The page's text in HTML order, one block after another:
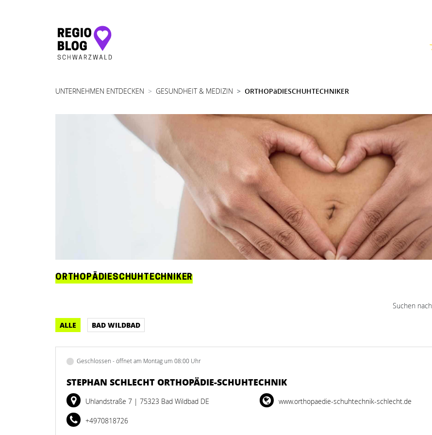
Hauptnavigation
UNTERNEHMEN ENTDECKEN GESUNDHEIT & MEDIZIN ORTHOPäDIESCHUHTECHNIKER
ORTHOPÄDIESCHUHTECHNIKER
Suchen nach
ALLE BAD WILDBAD
Geschlossen - öffnet am Montag um 08:00 Uhr
STEPHAN SCHLECHT ORTHOPÄDIE-SCHUHTECHNIK
Uhlandstraße 7 | 75323 Bad Wildbad DE
+4970818726
www.orthopaedie-schuhtechnik-schlecht.de